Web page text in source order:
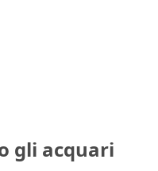
gli acquari